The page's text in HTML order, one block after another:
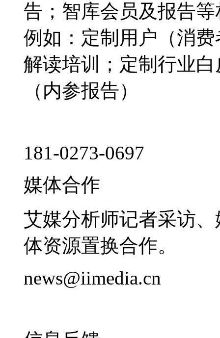
告；智库会员及报告
例如：定制用户（消
解读培训；定制行业
（内参报告）
181-0273-0697
媒体合作
艾媒分析师记者采访
体资源置换合作。
news@iimedia.cn